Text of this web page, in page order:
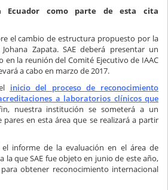
Ecuador como parte de esta cita
el cambio de estructura propuesto por la
Zapata. SAE deberá presentar un
en la reunión del Comité Ejecutivo de IAAC
a cabo en marzo de 2017.
inicio del proceso de reconocimiento
a laboratorios clínicos que
nuestra institución se someterá a un
pares en esta área que se realizará a partir
el informe de la evaluación en el área de
la que SAE fue objeto en junio de este año,
obtener reconocimiento internacional